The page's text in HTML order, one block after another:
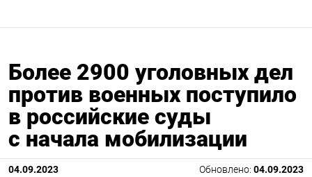
Более 2900 уголовных дел
против военных поступило
в российские суды
с начала мобилизации
04.09.2023 Обновлено: 04.09.2023